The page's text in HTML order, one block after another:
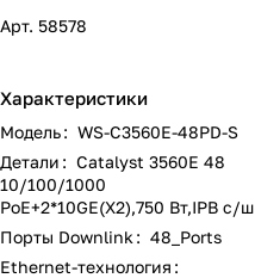
Арт. 58578
Характеристики
Модель: WS-C3560E-48PD-S
Детали: Catalyst 3560E 48
10/100/1000
PoE+2*10GE(X2),750 Вт,IPB с/ш
Порты Downlink: 48_Ports
Ethernet-технология: